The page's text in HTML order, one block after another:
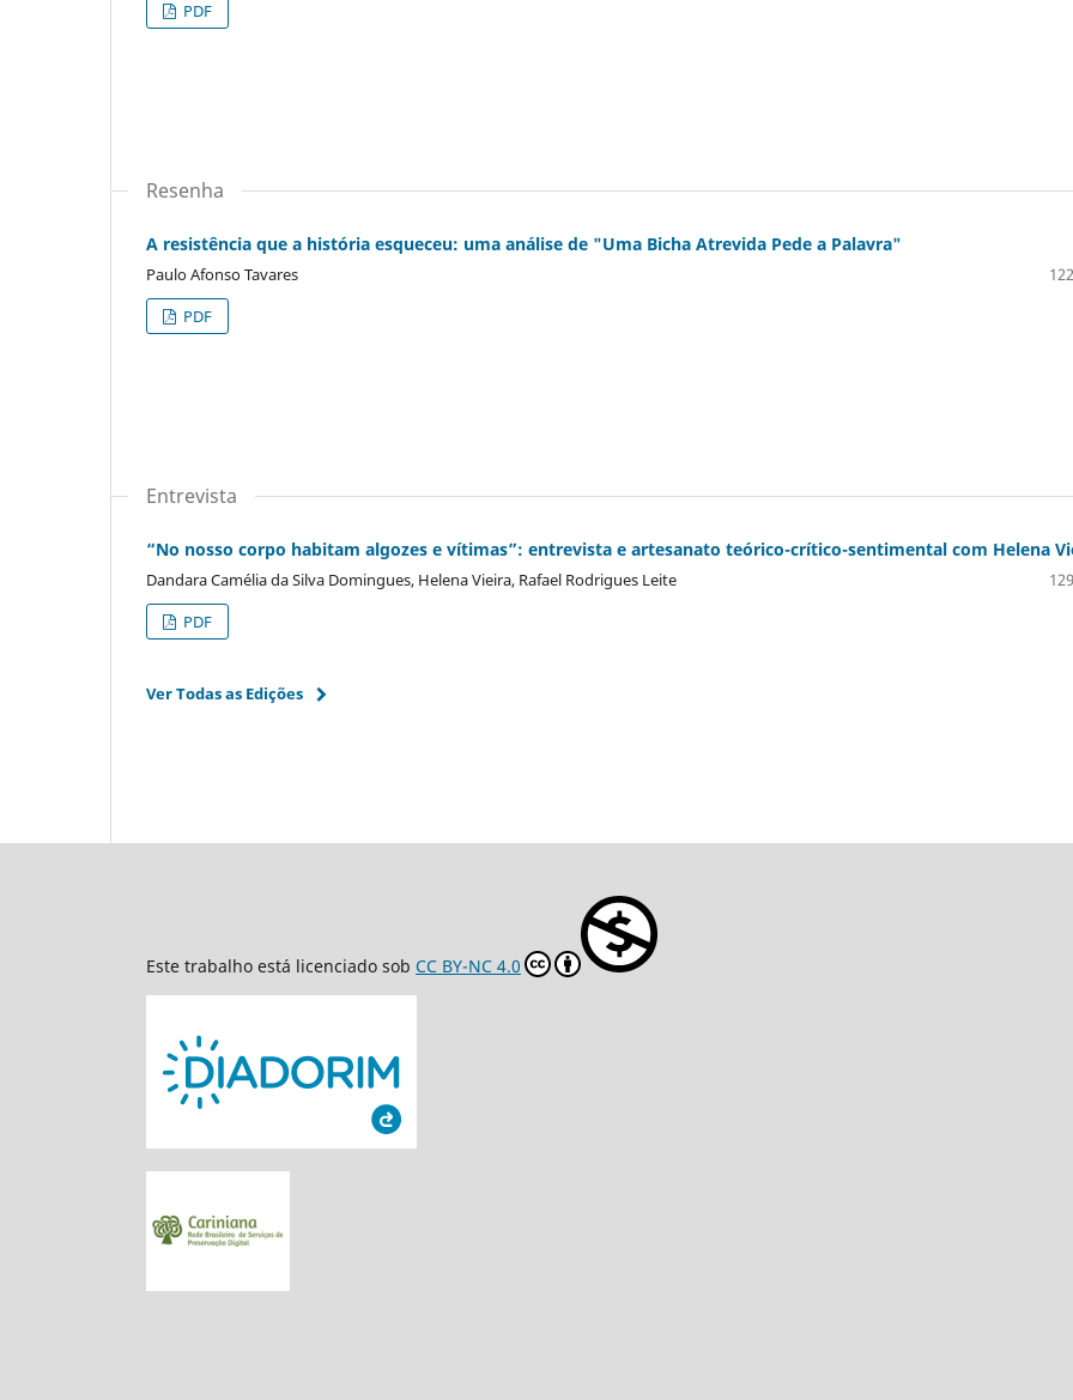
PDF
Resenha
A resistência que a história esqueceu: uma análise de "Uma Bicha Atrevida Pede a Palavra"
Paulo Afonso Tavares
PDF
Entrevista
“No nosso corpo habitam algozes e vítimas”: entrevista e artesanato teórico-crítico-sentimental com Helena
Dandara Camélia da Silva Domingues, Helena Vieira, Rafael Rodrigues Leite
PDF
Ver Todas as Edições
Este trabalho está licenciado sob CC BY-NC 4.0